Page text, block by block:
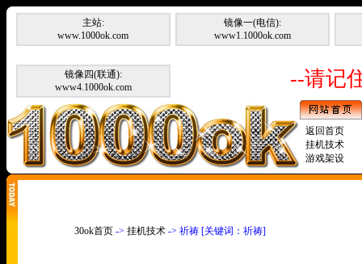
主站:
www.1000ok.com
镜像一(电信):
www1.1000ok.com
镜像四(联通):
www4.1000ok.com
--请记
返回首页
挂机技术
游戏架设
30ok首页 -> 挂机技术 -> 祈祷 [关键词：祈祷]